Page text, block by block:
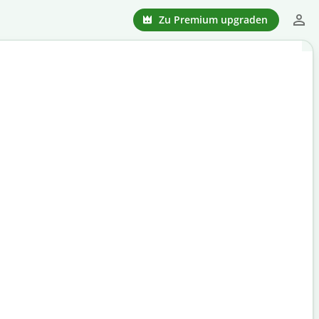
Zu Premium upgraden